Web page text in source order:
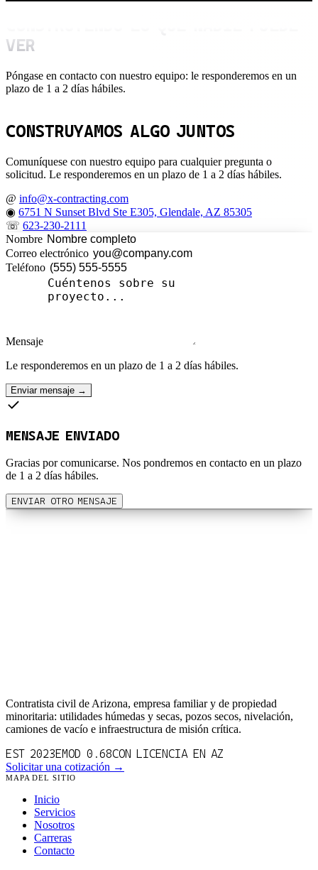
VER
Póngase en contacto con nuestro equipo: le responderemos en un
plazo de 1 a 2 días hábiles.
CONSTRUYAMOS ALGO JUNTOS
Comuníquese con nuestro equipo para cualquier pregunta o
solicitud. Le responderemos en un plazo de 1 a 2 días hábiles.
@ info@x-contracting.com
◉ 6751 N Sunset Blvd Ste E305, Glendale, AZ 85305
☏ 623-230-2111
Nombre
Correo electrónico
Teléfono
Mensaje
Le responderemos en un plazo de 1 a 2 días hábiles.
Enviar mensaje →
MENSAJE ENVIADO
Gracias por comunicarse. Nos pondremos en contacto en un plazo
de 1 a 2 días hábiles.
ENVIAR OTRO MENSAJE
Contratista civil de Arizona, empresa familiar y de propiedad
minoritaria: utilidades húmedas y secas, pozos secos, nivelación,
camiones de vacío e infraestructura de misión crítica.
EST 2023EMOD 0.68CON LICENCIA EN AZ
Solicitar una cotización →
MAPA DEL SITIO
Inicio
Servicios
Nosotros
Carreras
Contacto